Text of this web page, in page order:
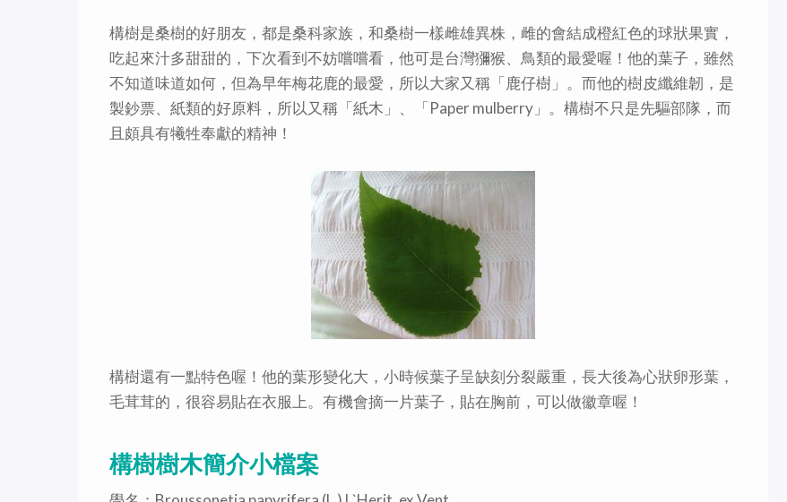
構樹是桑樹的好朋友，都是桑科家族，和桑樹一樣雌雄異株，雌的會結成橙紅色的球狀果實，
吃起來汁多甜甜的，下次看到不妨嚐嚐看，他可是台灣獼猴、鳥類的最愛喔！他的葉子，雖然
不知道味道如何，但為早年梅花鹿的最愛，所以大家又稱「鹿仔樹」。而他的樹皮纖維韌，是
製鈔票、紙類的好原料，所以又稱「紙木」、「Paper mulberry」。構樹不只是先驅部隊，而
且頗具有犧牲奉獻的精神！
構樹還有一點特色喔！他的葉形變化大，小時候葉子呈缺刻分裂嚴重，長大後為心狀卵形葉，
毛茸茸的，很容易貼在衣服上。有機會摘一片葉子，貼在胸前，可以做徽章喔！
構樹樹木簡介小檔案